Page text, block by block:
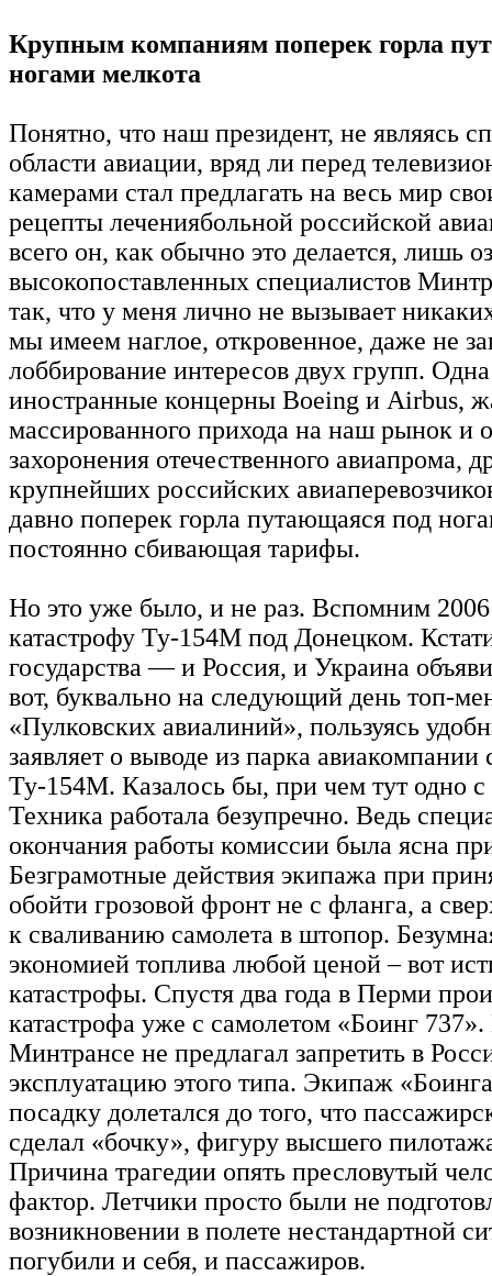
Крупным компаниям поперек горла
ногами мелкота
Понятно, что наш президент, не являясь
области авиации, вряд ли перед
камерами стал предлагать на весь мир
рецепты лечениябольной российской
всего он, как обычно это делается, лишь
высокопоставленных специалистов
так, что у меня лично не вызывает
мы имеем наглое, откровенное, даже не
лоббирование интересов двух групп.
иностранные концерны Boeing и Airbus,
массированного прихода на наш рынок и
захоронения отечественного авиапрома,
крупнейших российских
давно поперек горла путающаяся под
постоянно сбивающая тарифы.
Но это уже было, и не раз. Вспомним 2006
катастрофу Ту-154М под Донецком.
государства — и Россия, и Украина
вот, буквально на следующий день топ-
«Пулковских авиалиний», пользуясь
заявляет о выводе из парка авиакомпании
Ту-154М. Казалось бы, при чем тут одно с
Техника работала безупречно. Ведь
окончания работы комиссии была ясна
Безграмотные действия экипажа при
обойти грозовой фронт не с фланга, а
к сваливанию самолета в штопор.
экономией топлива любой ценой – вот
катастрофы. Спустя два года в Перми
катастрофа уже с самолетом «Боинг
Минтрансе не предлагал запретить в
эксплуатацию этого типа. Экипаж
посадку долетался до того, что
сделал «бочку», фигуру высшего
Причина трагедии опять пресловутый
фактор. Летчики просто были не
возникновении в полете нестандартной
погубили и себя, и пассажиров.